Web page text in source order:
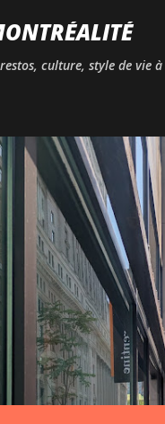
Passer au contenu principal
culture, style de vie à